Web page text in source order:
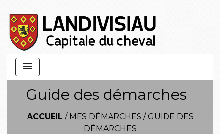
menu
Guide des démarches
ACCUEIL / MES DÉMARCHES / GUIDE DES
DÉMARCHES